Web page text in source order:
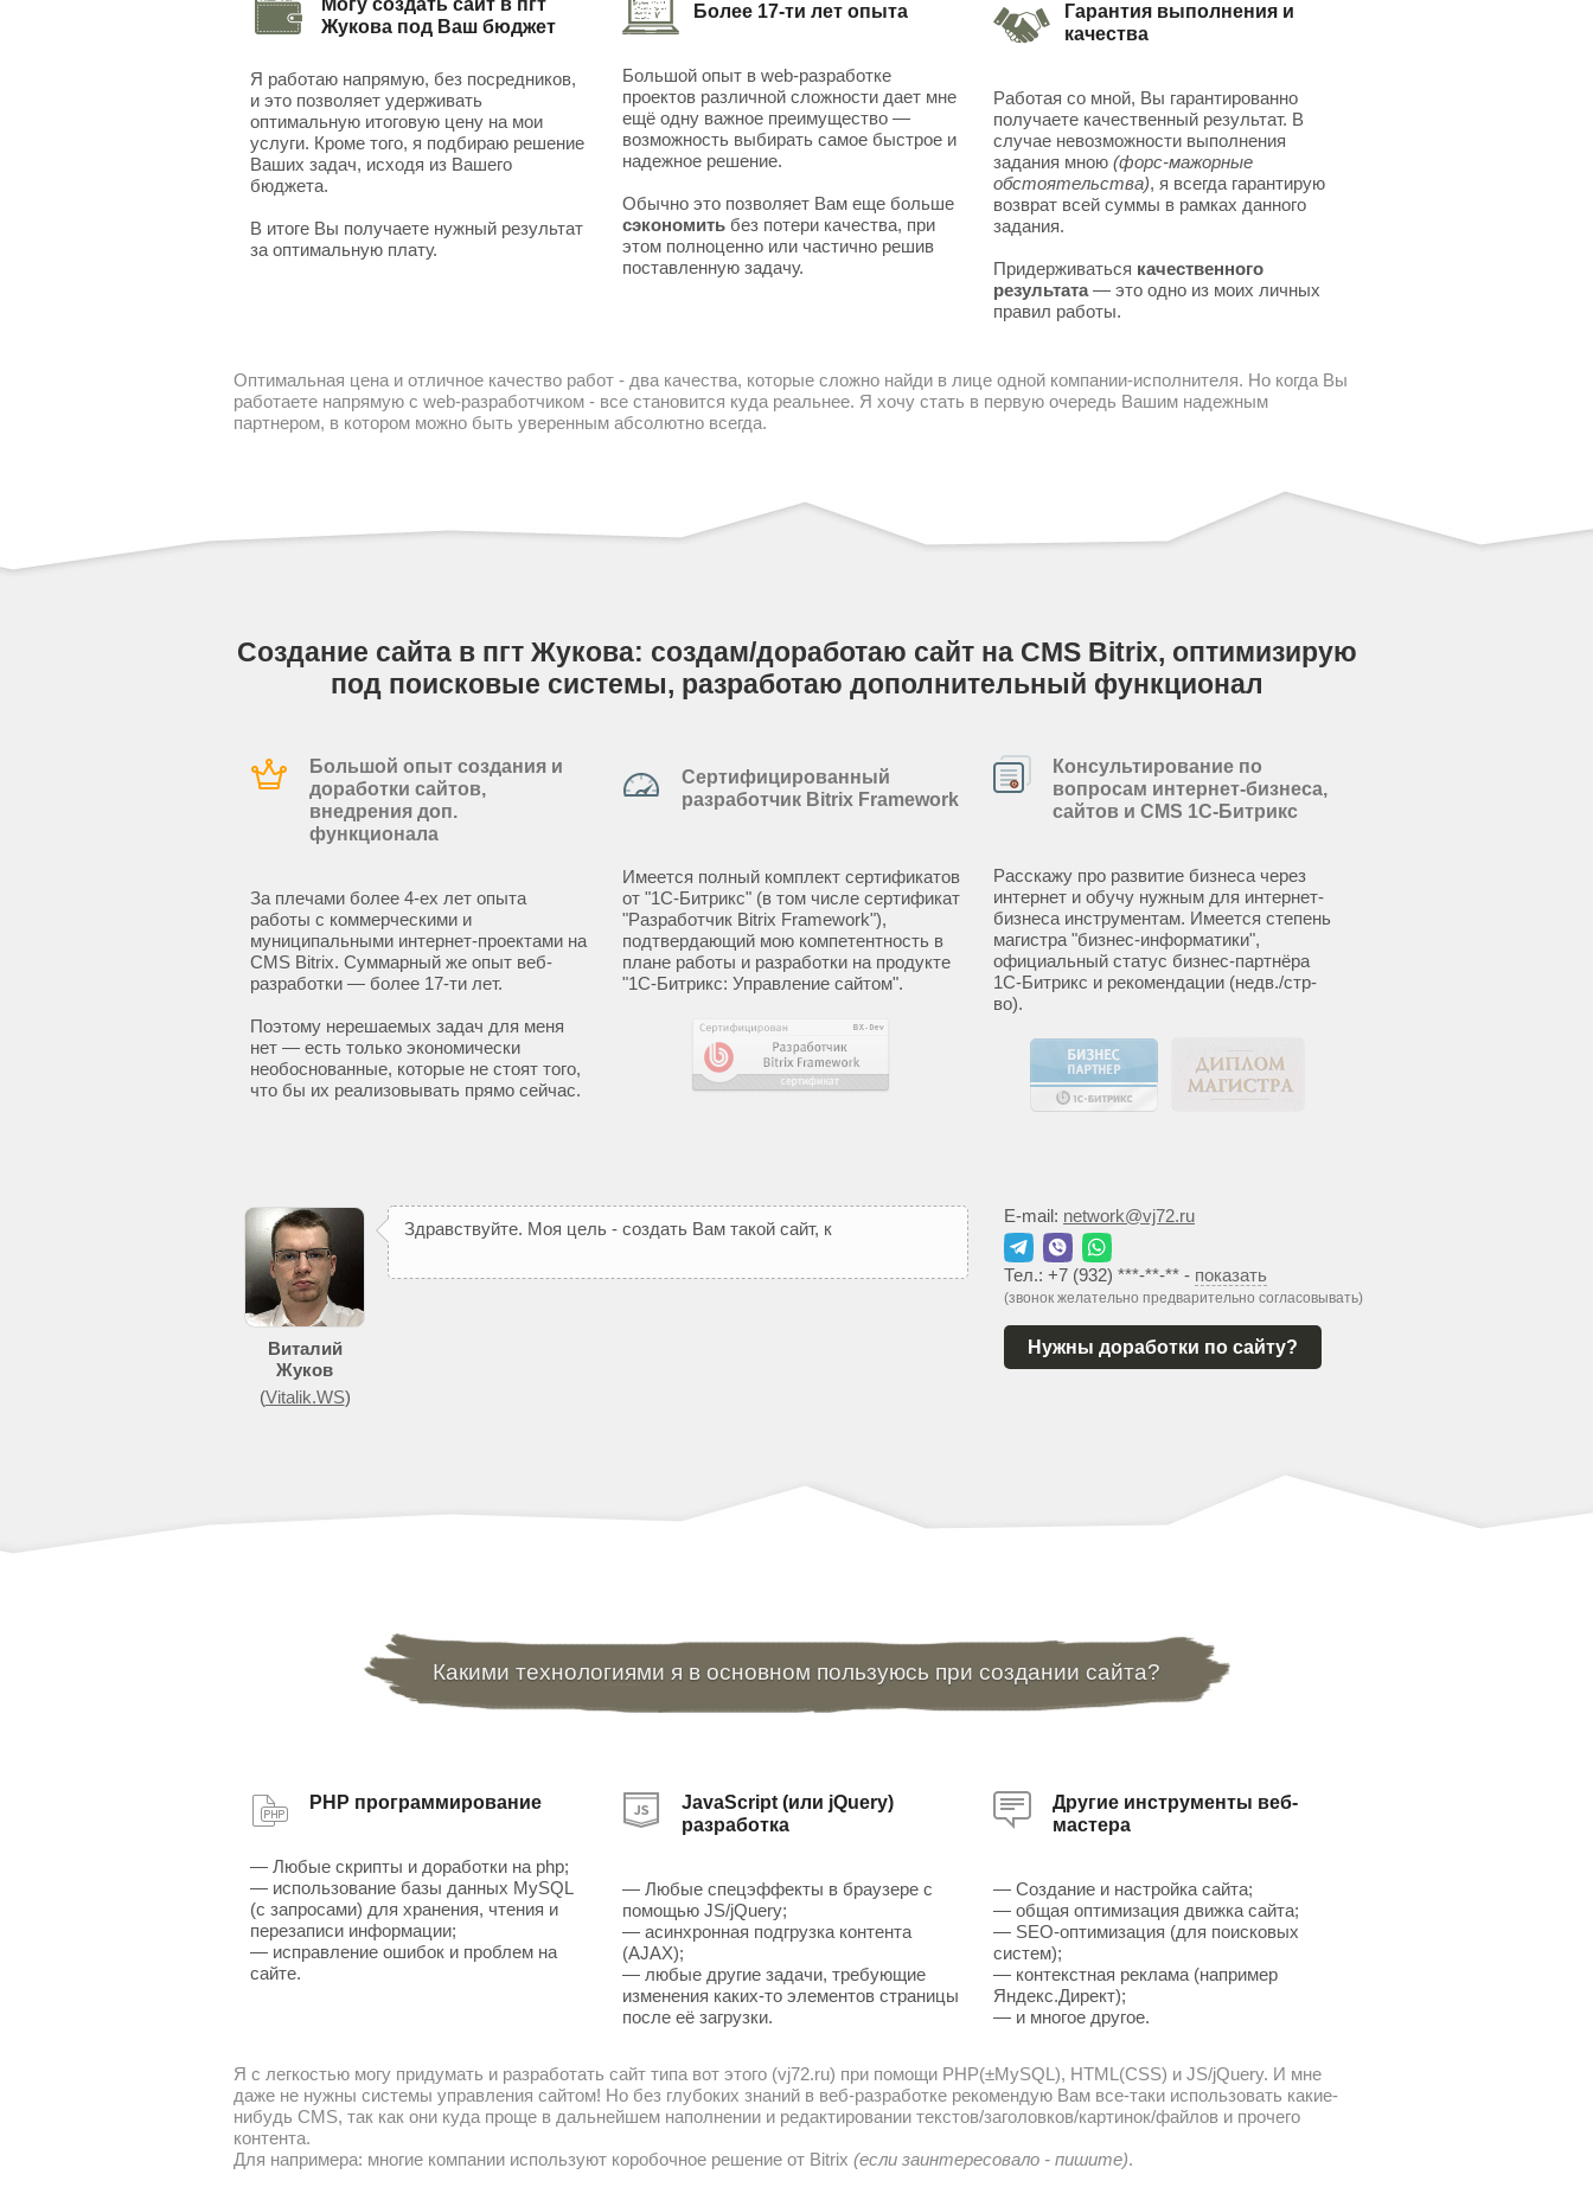
Могу создать сайт в пгт
Жукова под Ваш бюджет
Я работаю напрямую, без посредников,
и это позволяет удерживать
оптимальную итоговую цену на мои
услуги. Кроме того, я подбираю решение
Ваших задач, исходя из Вашего
бюджета.
В итоге Вы получаете нужный результат
за оптимальную плату.
Более 17-ти лет опыта
Большой опыт в web-разработке
проектов различной сложности дает мне
ещё одну важное преимущество —
возможность выбирать самое быстрое и
надежное решение.
Обычно это позволяет Вам еще больше
сэкономитьбез потери качества, при
этом полноценно или частично решив
поставленную задачу.
Гарантия выполнения и
качества
Работая со мной, Вы гарантированно
получаете качественный результат. В
случае невозможности выполнения
задания мною(форс-мажорные
обстоятельства), я всегда гарантирую
возврат всей суммы в рамках данного
задания.
Придерживаться качественного
результата— это одно из моих личных
правил работы.
Оптимальная цена и отличное качество работ - два качества, которые сложно найди в лице одной компании-исполнителя. Но когда Вы
работаете напрямую с web-разработчиком - все становится куда реальнее. Я хочу стать в первую очередь Вашим надежным
партнером, в котором можно быть уверенным абсолютно всегда.
Создание сайта в пгт Жукова: создам/доработаю сайт на CMS Bitrix, оптимизирую
под поисковые системы, разработаю дополнительный функционал
Большой опыт создания и
доработки сайтов,
внедрения доп.
функционала
За плечами более 4-ех лет опыта
работы с коммерческими и
муниципальными интернет-проектами на
CMS Bitrix. Суммарный же опыт веб-
разработки — более 17-ти лет.
Поэтому нерешаемых задач для меня
нет — есть только экономически
необоснованные, которые не стоят того,
что бы их реализовывать прямо сейчас.
Сертифицированный
разработчик Bitrix Framework
Имеется полный комплект сертификатов
от "1С-Битрикс" (в том числе сертификат
"Разработчик Bitrix Framework"),
подтвердающий мою компетентность в
плане работы и разработки на продукте
"1С-Битрикс: Управление сайтом".
Консультирование по
вопросам интернет-бизнеса,
сайтов и CMS 1С-Битрикс
Расскажу про развитие бизнеса через
интернет и обучу нужным для интернет-
бизнеса инструментам. Имеется степень
магистра "бизнес-информатики",
официальный статус бизнес-партнёра
1С-Битрикс и рекомендации (недв./стр-
во).
Виталий
Жуков
(Vitalik.WS)
Здравствуйте. Моя цель - создать Вам такой сайт, к
E-mail: network@vj72.ru
Тел.: +7 (932) ***-**-** - показать
(звонок желательно предварительно согласовывать)
Нужны доработки по сайту?
Какими технологиями я в основном пользуюсь при создании сайта?
PHP программирование
— Любые скрипты и доработки на php;
— использование базы данных MySQL
(с запросами) для хранения, чтения и
перезаписи информации;
— исправление ошибок и проблем на
сайте.
JavaScript (или jQuery)
разработка
— Любые спецэффекты в браузере с
помощью JS/jQuery;
— асинхронная подгрузка контента
(AJAX);
— любые другие задачи, требующие
изменения каких-то элементов страницы
после её загрузки.
Другие инструменты веб-
мастера
— Создание и настройка сайта;
— общая оптимизация движка сайта;
— SEO-оптимизация (для поисковых
систем);
— контекстная реклама (например
Яндекс.Директ);
— и многое другое.
Я с легкостью могу придумать и разработать сайт типа вот этого (vj72.ru) при помощи PHP(±MySQL), HTML(CSS) и JS/jQuery. И мне
даже не нужны системы управления сайтом! Но без глубоких знаний в веб-разработке рекомендую Вам все-таки использовать какие-
нибудь CMS, так как они куда проще в дальнейшем наполнении и редактировании текстов/заголовков/картинок/файлов и прочего
контента.
Для напримера: многие компании используют коробочное решение от Bitrix (если заинтересовало - пишите).